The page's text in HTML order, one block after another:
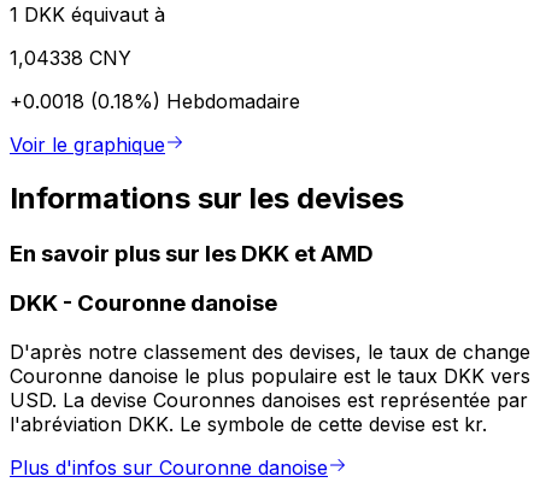
1 DKK équivaut à
1,04338 CNY
+0.0018 (0.18%) Hebdomadaire
Voir le graphique
Informations sur les devises
En savoir plus sur les DKK et AMD
DKK - Couronne danoise
D'après notre classement des devises, le taux de change
Couronne danoise le plus populaire est le taux DKK vers
USD. La devise Couronnes danoises est représentée par
l'abréviation DKK. Le symbole de cette devise est kr.
Plus d'infos sur Couronne danoise